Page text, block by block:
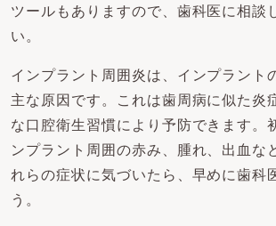
ツールもありますので、歯科医に相談
い。
インプラント周囲炎は、インプラント
主な原因です。これは歯周病に似た炎
な口腔衛生習慣により予防できます。
ンプラント周囲の赤み、腫れ、出血な
れらの症状に気づいたら、早めに歯科
う。